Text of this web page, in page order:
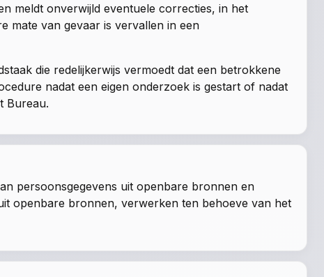
meldt onverwijld eventuele correcties, in het
mate van gevaar is vervallen in een
die redelijkerwijs vermoedt dat een betrokkene
nadat een eigen onderzoek is gestart of nadat
Bureau.
persoonsgegevens uit openbare bronnen en
openbare bronnen, verwerken ten behoeve van het